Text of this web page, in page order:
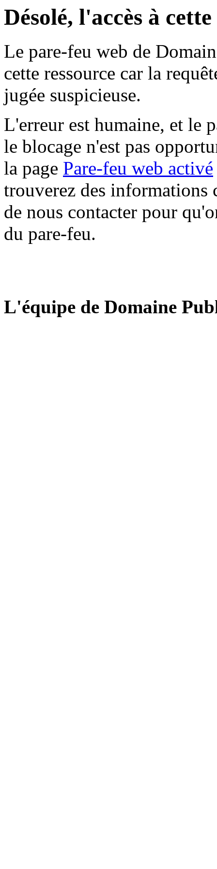
Désolé, l'accès à
Le pare-feu web de
cette ressource car la
jugée suspicieuse.
L'erreur est humaine, et le
le blocage n'est pas
la page Pare-feu web activé
trouverez des informations
de nous contacter pour
du pare-feu.
L'équipe de Domaine